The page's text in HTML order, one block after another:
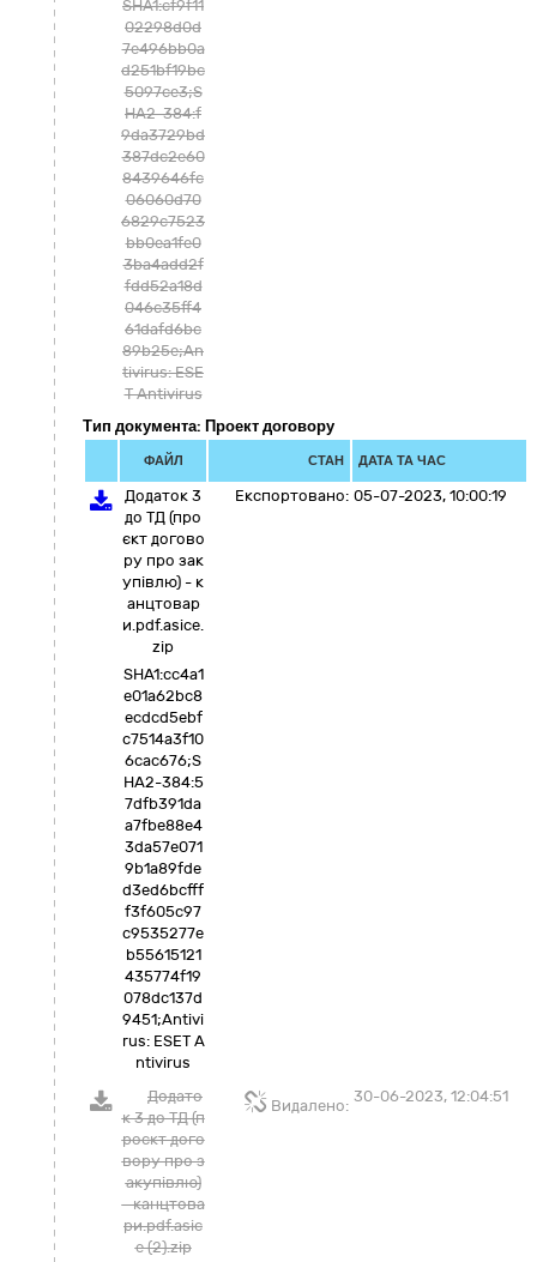
SHA1:cf9f11
02298d0d
7e496bb0a
d251bf19bc
5097ce3;S
HA2-384:f
9da3729bd
387dc2e60
8439646fc
06060d70
6829c7523
bb0ea1fe0
3ba4add2f
fdd52a18d
046c35ff4
61dafd6bc
89b25e;An
tivirus: ESE
T Antivirus
Тип документа: Проект договору
ФАЙЛ СТАН ДАТА ТА ЧАС
Додаток 3
до ТД (про
єкт догово
ру про зак
упівлю) - к
анцтовар
и.pdf.asice.
zip
SHA1:cc4a1
e01a62bc8
ecdcd5ebf
c7514a3f10
6cac676;S
HA2-384:5
7dfb391da
a7fbe88e4
3da57e071
9b1a89fde
d3ed6bcfff
f3f605c97
c9535277e
b55615121
435774f19
078dc137d
9451;Antivi
rus: ESET A
ntivirus
Експортовано: 05-07-2023, 10:00:19
Додато
к 3 до ТД (п
роєкт дого
вору про з
акупівлю)
- канцтова
ри.pdf.asic
e (2).zip
Видалено:
30-06-2023, 12:04:51